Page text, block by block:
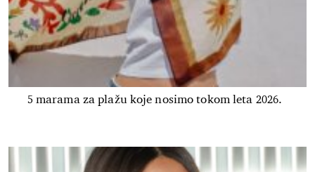
5 marama za plažu koje nosimo tokom leta 2026.